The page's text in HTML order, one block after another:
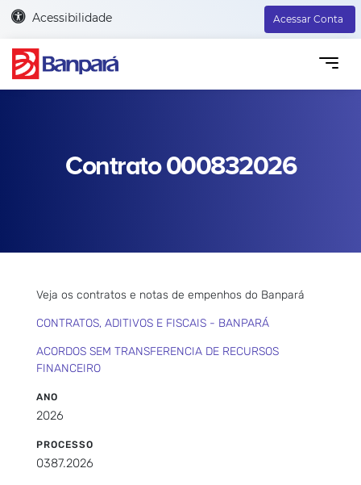
Acessibilidade Acessar Conta
Contrato 000832026
Veja os contratos e notas de empenhos do Banpará
CONTRATOS, ADITIVOS E FISCAIS - BANPARÁ
ACORDOS SEM TRANSFERENCIA DE RECURSOS
FINANCEIRO
ANO
2026
PROCESSO
0387.2026